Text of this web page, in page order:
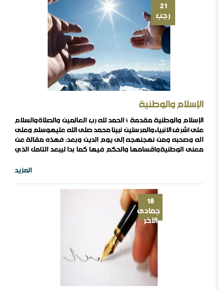
21
رجب
الإسلام والوطنية
الإسلام والوطنية مقدمة ؛ الحمد لله رب العالمين والصلاةوالسلام
على أشرف الأنبياءوالمرسلين نبينا محمد صلى الله عليهوسلم وعلى
آله وصحبه ومن نهجنهجه إلى يوم الدين وبعد: فهذه مقالة عن
معنى الوطنيةوأقسامها والحكم فيها كما بدا ليبعد التأمل الذي
الكتابة في هذا الموضوعأموراً أولها : أنني من خلالحواراتي الكثيرة
بالوطن وبين حمل الهمالإسلامي ، وأيضاً بين الانتماءللوطن ..
المزيد
18
جمادى
الآخر